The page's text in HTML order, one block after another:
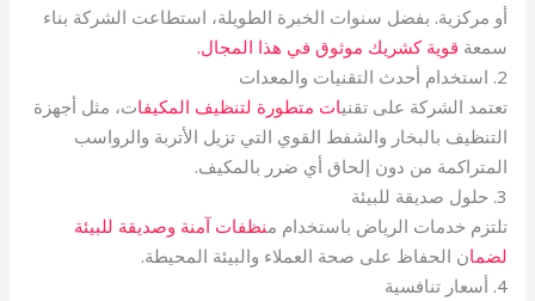
أو مركزية. بفضل سنوات الخبرة الطويلة، استطاعت الشركة بناء
سمعة قوية كشريك موثوق في هذا المجال.
2. استخدام أحدث التقنيات والمعدات
تعتمد الشركة على تقنيات متطورة لتنظيف المكيفات، مثل أجهزة
التنظيف بالبخار والشفط القوي التي تزيل الأتربة والرواسب
المتراكمة من دون إلحاق أي ضرر بالمكيف.
3. حلول صديقة للبيئة
تلتزم خدمات الرياض باستخدام منظفات آمنة وصديقة للبيئة
لضمان الحفاظ على صحة العملاء والبيئة المحيطة.
4. أسعار تنافسية